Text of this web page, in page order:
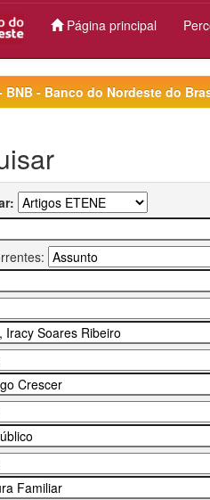
Página principal
BNB - Banco do Nordeste do